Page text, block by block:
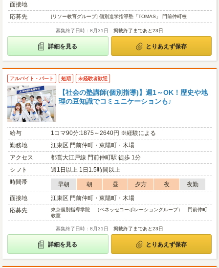
面接地
応募先
[リソー教育グループ] 個別進学指導塾「TOMAS」 門前仲町校
募集終了日時：8月31日 掲載終了まであと23日
詳細を見る とりあえず保存
アルバイト・パート 短期 未経験者歓迎
【社会の塾講師(個別指導)】週1～OK！歴史や地
理の豆知識でコミュニケーションも♪
給与
1コマ90分:1875～2640円 ※経験による
勤務地
江東区 門前仲町・東陽町・木場
アクセス
都営大江戸線 門前仲町駅 徒歩 1分
シフト
週1日以上 1日1.5時間以上
時間帯
早朝 朝 昼 夕方 夜
夜勤
面接地
江東区 門前仲町・東陽町・木場
応募先
東京個別指導学院 （ベネッセコーポレーショングループ） 門前仲町
教室
募集終了日時：8月31日 掲載終了まであと23日
詳細を見る とりあえず保存